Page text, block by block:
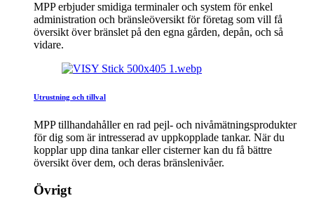
MPP erbjuder smidiga terminaler och system för enkel
administration och bränsleöversikt för företag som vill få
översikt över bränslet på den egna gården, depån, och så
vidare.
Utrustning och tillval
MPP tillhandahåller en rad pejl- och nivåmätningsprodukter
för dig som är intresserad av uppkopplade tankar. När du
kopplar upp dina tankar eller cisterner kan du få bättre
översikt över dem, och deras bränslenivåer.
Övrigt